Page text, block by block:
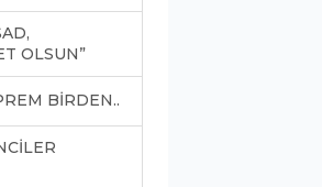
OLSUN”
BİRDEN..